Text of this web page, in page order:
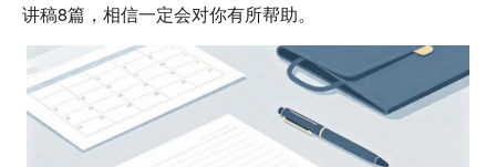
讲稿8篇，相信一定会对你有所帮助。